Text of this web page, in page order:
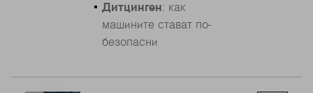
Дитцинген: как
машините стават по-
безопасни